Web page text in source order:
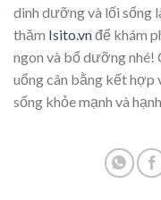
dinh dưỡng và lối sống
thăm Isito.vnđể khám
ngon và bổ dưỡng nhé!
uống cân bằng kết hợp
sống khỏe mạnh và